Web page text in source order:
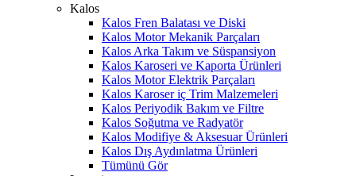
Kalos
Kalos Fren Balatası ve Diski
Kalos Motor Mekanik Parçaları
Kalos Arka Takım ve Süspansiyon
Kalos Karoseri ve Kaporta Ürünleri
Kalos Motor Elektrik Parçaları
Kalos Karoser iç Trim Malzemeleri
Kalos Periyodik Bakım ve Filtre
Kalos Soğutma ve Radyatör
Kalos Modifiye & Aksesuar Ürünleri
Kalos Dış Aydınlatma Ürünleri
Tümünü Gör